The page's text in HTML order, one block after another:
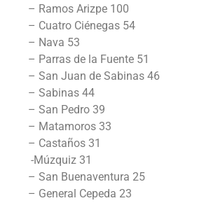
– Ramos Arizpe 100
– Cuatro Ciénegas 54
– Nava 53
– Parras de la Fuente 51
– San Juan de Sabinas 46
– Sabinas 44
– San Pedro 39
– Matamoros 33
– Castaños 31
-Múzquiz 31
– San Buenaventura 25
– General Cepeda 23